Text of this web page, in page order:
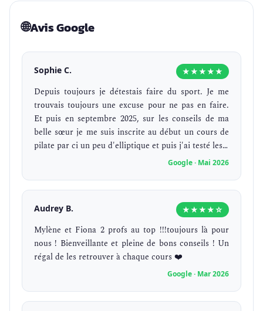
🌐Avis Google
Sophie C. ★★★★★
Depuis toujours je détestais faire du sport. Je me
trouvais toujours une excuse pour ne pas en faire.
Et puis en septembre 2025, sur les conseils de ma
belle sœur je me suis inscrite au début un cours de
pilate par ci un peu d'elliptique et puis j'ai testé les…
Google · Mai 2026
Audrey B. ★★★★☆
Mylène et Fiona 2 profs au top !!!toujours là pour
nous ! Bienveillante et pleine de bons conseils ! Un
régal de les retrouver à chaque cours ❤️
Google · Mar 2026